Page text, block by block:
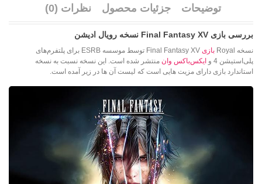
توضیحات جزئیات محصول نظرات (0)
بررسی بازی Final Fantasy XV نسخه رویال ادیشن
نسخه Royal بازی
Final Fantasy XV توسط موسسه ESRB برای پلتفرم‌های
پلی‌استیشن 4 و
ایکس‌باکس وان منتشر شده است. این نسخه نسبت به نسخه
استاندارد بازی دارای مزیت هایی است که لیست آن ها در زیر آمده است.